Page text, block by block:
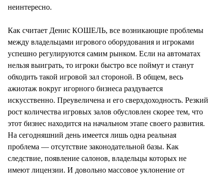
неинтересно.
Как считает Денис КОШЕЛЬ, все возникающие проблемы
между владельцами игрового оборудования и игроками
успешно регулируются самим рынком. Если на автоматах
нельзя выиграть, то игроки быстро все поймут и станут
обходить такой игровой зал стороной. В общем, весь
ажиотаж вокруг игорного бизнеса раздувается
искусственно. Преувеличена и его сверхдоходность. Резкий
рост количества игровых залов обусловлен скорее тем, что
этот бизнес находится на начальном этапе своего развития.
На сегодняшний день имеется лишь одна реальная
проблема — отсутствие законодательной базы. Как
следствие, появление салонов, владельцы которых не
имеют лицензии. И довольно массовое уклонение от